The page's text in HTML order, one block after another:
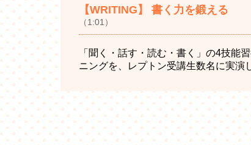
【WRITING】 書く力を鍛える
（1:01）
「聞く・話す・読む・書く」の4技能
ニングを、レプトン受講生数名に実演